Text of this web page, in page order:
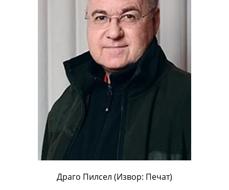
Драго Пилсел (Извор: Печат)